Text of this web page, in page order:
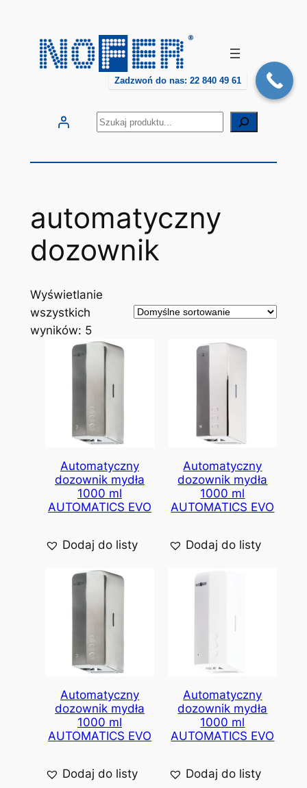
Szukaj
automatyczny
dozownik
Wyświetlanie
wszystkich
wyników: 5
Automatyczny
dozownik mydła
1000 ml
AUTOMATICS EVO
Dodaj do listy
Automatyczny
dozownik mydła
1000 ml
AUTOMATICS EVO
Dodaj do listy
Automatyczny
dozownik mydła
1000 ml
AUTOMATICS EVO
Dodaj do listy
Automatyczny
dozownik mydła
1000 ml
AUTOMATICS EVO
Dodaj do listy
Zadzwoń do nas: 22 840 49 61